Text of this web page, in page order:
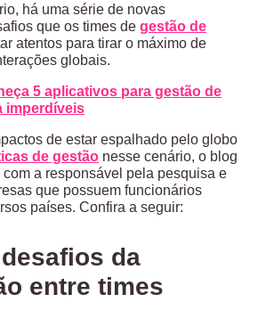
há uma série de novas
que os times de gestão de
atentos para tirar o máximo de
globais.
5 aplicativos para gestão de
imperdíveis
de estar espalhado pelo globo
de gestão nesse cenário, o blog
a responsável pela pesquisa e
que possuem funcionários
países. Confira a seguir:
da
entre times